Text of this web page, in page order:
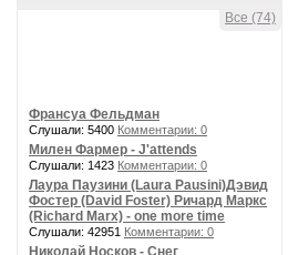
Все (74)
Франсуа Фельдман
Слушали: 5400 Комментарии: 0
Милен Фармер - J'attends
Слушали: 1423 Комментарии: 0
Лаура Паузини (Laura Pausini)Дэвид
Фостер (David Foster) Ричард Маркс
(Richard Marx) - one more time
Слушали: 42951 Комментарии: 0
Николай Носков - Снег